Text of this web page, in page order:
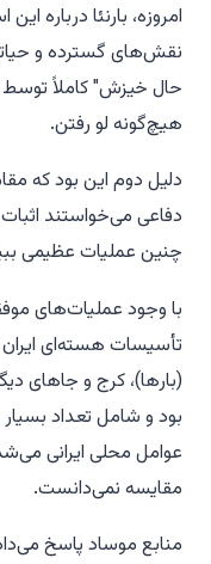
امروزه، بارنئا درباره
نقش‌های گسترده و
حال خیزش" کاملاً توسط
هیچ‌گونه لو رفتن.
دلیل دوم این بود که
دفاعی می‌خواستند
چنین عملیات عظیمی
با وجود عملیات‌های
(بارها)، کرج و جاهای
بود و شامل تعداد بسیار
عوامل محلی ایرانی
مقایسه نمی‌دانست.
منابع موساد پاسخ